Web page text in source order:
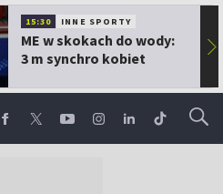
15:30 INNE SPORTY
ME w skokach do wody:
3 m synchro kobiet
▶